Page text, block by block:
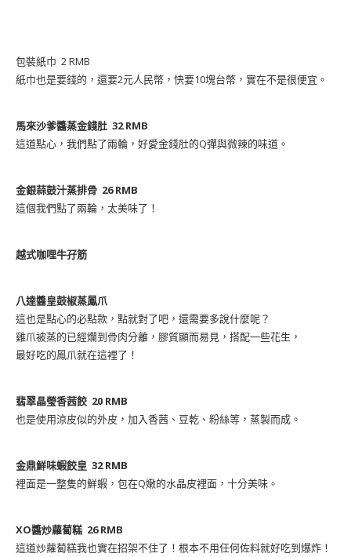
包裝紙巾 2 RMB
紙巾也是要錢的，還要2元人民幣，快要10塊台幣，實在不是很便宜。
馬來沙爹醬蒸金錢肚 32 RMB
這道點心，我們點了兩輪，好愛金錢肚的Q彈與微辣的味道。
金銀蒜鼓汁蒸排骨 26 RMB
這個我們點了兩輪，太美味了！
越式咖哩牛孖筋
八達醬皇鼓椒蒸鳳爪
這也是點心的必點款，點就對了吧，還需要多說什麼呢？
雞爪被蒸的已經爛到骨肉分離，膠質顯而易見，搭配一些花生，
最好吃的鳳爪就在這裡了！
翡翠晶瑩香茜餃 20 RMB
也是使用涼皮似的外皮，加入香茜、豆乾、粉絲等，蒸製而成。
金鼎鮮味蝦餃皇 32 RMB
裡面是一整隻的鮮蝦，包在Q嫩的水晶皮裡面，十分美味。
XO醬炒蘿蔔糕 26 RMB
這道炒蘿蔔糕我也實在招架不住了！根本不用任何佐料就好吃到爆炸！